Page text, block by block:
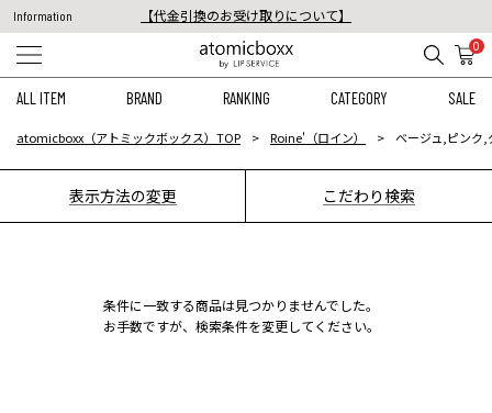
Information
【代金引換のお受け取りについて】
税込11,000円以上のご注文で送料無料！
0
ALL ITEM BRAND RANKING CATEGORY SALE
atomicboxx（アトミックボックス）TOP Roine'（ロイン） ベージュ,ピンク
表示方法の変更 こだわり検索
条件に一致する商品は見つかりませんでした。
お手数ですが、検索条件を変更してください。